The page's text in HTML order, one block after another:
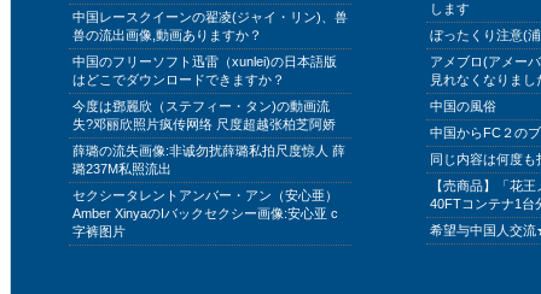
中国レースクイーンの翟凌(ジャイ・リン)、兽
兽の流出画像,動画ありますか？
中国のフリーソフト迅雷（xunlei)の日本語版
はどこでダウンロードできますか？
今度は鄧麗欣（ステフィー・タン)の動画流
失?邓丽欣照片疯传网络 尺度超越张柏芝阿娇
薛璐の流失画像:非诚勿扰薛璐私拍尺度惊人 薛
璐237M私照流出
セクシータレントアンバー・アン（安心亜）
Amber XinyaのIバックセクシー画像:安心亚 c
字裤图片
します
ぼったくり注意(
アメブロ(アメー
見れなくなりまし
中国の風俗
中国からFC２の
同じ内容は何度
【売商品】「花
40FTコンテナ1台
希望与中国人交